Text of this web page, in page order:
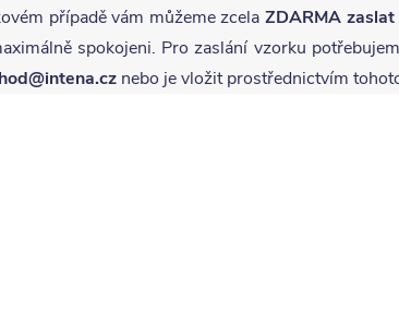
případě vám můžeme zcelaZDARMA zaslat
spokojeni. Pro zaslání vzorku
nebo je vložit prostřednictvím